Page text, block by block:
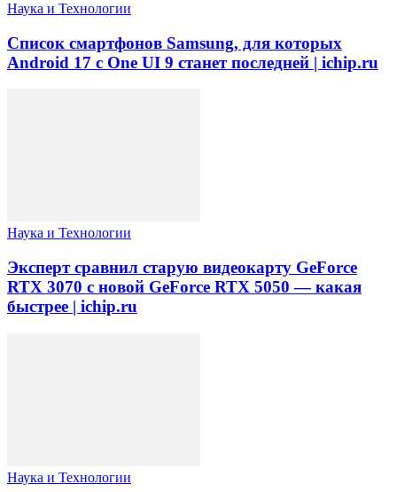
Наука и Технологии
Список смартфонов Samsung, для которых
Android 17 с One UI 9 станет последней | ichip.ru
Наука и Технологии
Эксперт сравнил старую видеокарту GeForce
RTX 3070 с новой GeForce RTX 5050 — какая
быстрее | ichip.ru
Наука и Технологии